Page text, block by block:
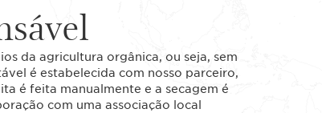
da agricultura orgânica, ou seja, sem
é estabelecida com nosso parceiro,
é feita manualmente e a secagem é
com uma associação local